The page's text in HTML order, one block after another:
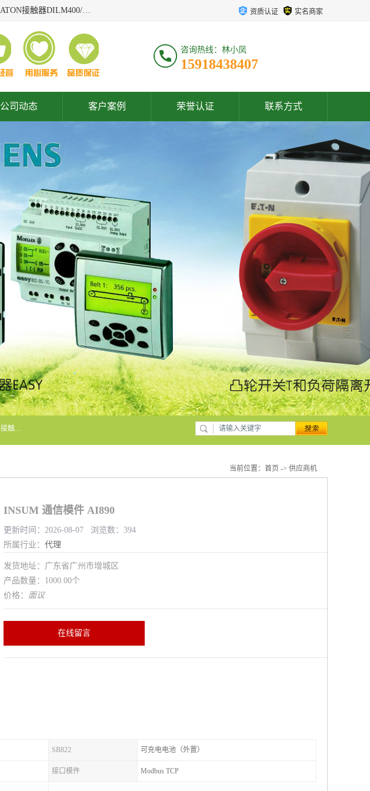
广东泓威电气设备有限公司是一家专业从事EATON凸轮开关T0,EATON隔离开关P,EATON伊顿软启动器,EATON接触器DILM400/22,ETN隔离开关P1-32/EA/SVB,凸轮开关T0-2-1/EA/SVB,伊顿软启动器S811+V42N3SP等品牌的电气自动化产品代理经销商。 资质认证 实名商家
咨询热线：林小凤
15918438407
公司动态 客户案例 荣誉认证 联系方式
广东泓威电气设备有限公司是一家专业从事EATON凸轮开关T0,EATON隔离开关P,EATON伊顿软启动器,EATON接触器DILM400/22,ETN隔离开关P1-32/EA/SVB,凸轮开关T0-2-1/EA/SVB,伊顿软启动器S811+V42N3SP等品牌的电气自动化产品代理经销商。
当前位置： 首页 -> 供应商机
INSUM 通信模件 AI890
更新时间：2026-08-07 浏览数：394
所属行业： 代理
发货地址：广东省广州市增城区
产品数量：1000.00个
价格： 面议
在线留言
SB822 可充电电池（外置）
接口模件 Modbus TCP